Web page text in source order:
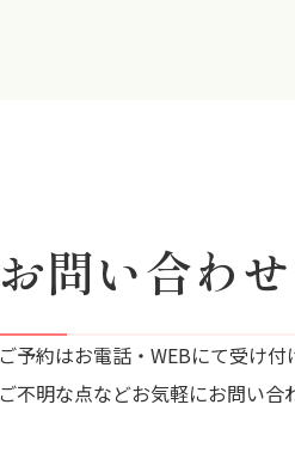
お問い合わせ
ご予約はお電話・WEBにて受け付
ご不明な点などお気軽にお問い合